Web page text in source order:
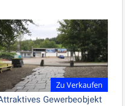
Zu Verkaufen
Gewerbeobjekt